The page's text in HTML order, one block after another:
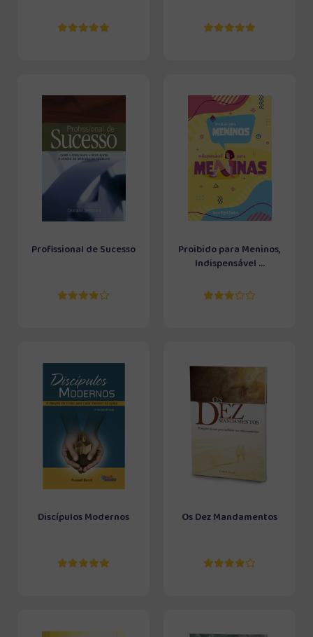
Profissional de Sucesso
Proibido para Meninos,
Indispensável ...
Discípulos Modernos Os Dez Mandamentos